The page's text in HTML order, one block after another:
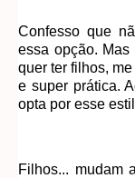
Confesso que
essa opção.
quer ter filhos,
e super prática.
opta por esse
Filhos... mudam